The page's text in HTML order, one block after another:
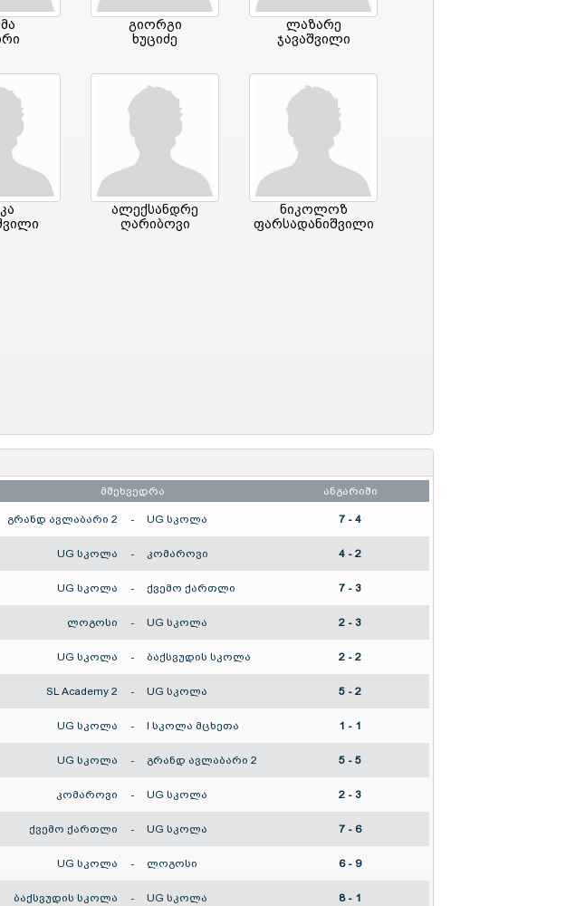
გიორგი
ხუციძე
ლაზარე
ჯავაშვილი
ალექსანდრე
ღარიბოვი
ნიკოლოზ
ფარსადანიშვილი
მშეხვედრა
ანგარიში
გრანდ ავლაბარი 2 - UG სკოლა 7 - 4
UG სკოლა - კომაროვი 4 - 2
UG სკოლა - ქვემო ქართლი 7 - 3
ლოგოსი - UG სკოლა 2 - 3
UG სკოლა - ბაქსვუდის სკოლა 2 - 2
SL Academy 2 - UG სკოლა 5 - 2
UG სკოლა - I სკოლა მცხეთა 1 - 1
UG სკოლა - გრანდ ავლაბარი 2 5 - 5
კომაროვი - UG სკოლა 2 - 3
ქვემო ქართლი - UG სკოლა 7 - 6
UG სკოლა - ლოგოსი 6 - 9
ბაქსვუდის სკოლა - UG სკოლა 8 - 1